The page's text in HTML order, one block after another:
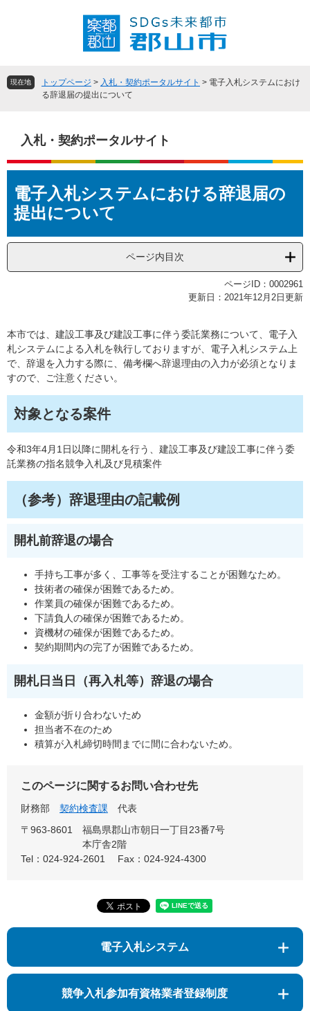
頭
飛
へ
現在地 トップページ > 入札・契約ポータルサイト > 電子入札システムにおけ
る辞退届の提出について
入札・契約ポータルサイト
文電子入札システムにおける辞退届の
提出について
ページ内目次
ページID：0002961
更新日：2021年12月2日更新
本市では、建設工事及び建設工事に伴う委託業務について、電子入
札システムによる入札を執行しておりますが、電子入札システム上
で、辞退を入力する際に、備考欄へ辞退理由の入力が必須となりま
すので、ご注意ください。
対象となる案件
令和3年4月1日以降に開札を行う、建設工事及び建設工事に伴う委
託業務の指名競争入札及び見積案件
（参考）辞退理由の記載例
開札前辞退の場合
手持ち工事が多く、工事等を受注することが困難なため。
技術者の確保が困難であるため。
作業員の確保が困難であるため。
下請負人の確保が困難であるため。
資機材の確保が困難であるため。
契約期間内の完了が困難であるため。
開札日当日（再入札等）辞退の場合
金額が折り合わないため
担当者不在のため
積算が入札締切時間までに間に合わないため。
このページに関するお問い合わせ先
財務部 契約検査課
代表
〒963-8601
福島県郡山市朝日一丁目23番7号
本庁舎2階
Tel：024-924-2601
Fax：024-924-4300
電子入札システム
競争入札参加有資格業者登録制度